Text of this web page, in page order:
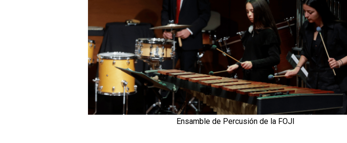
Ensamble de Percusión de la FOJI